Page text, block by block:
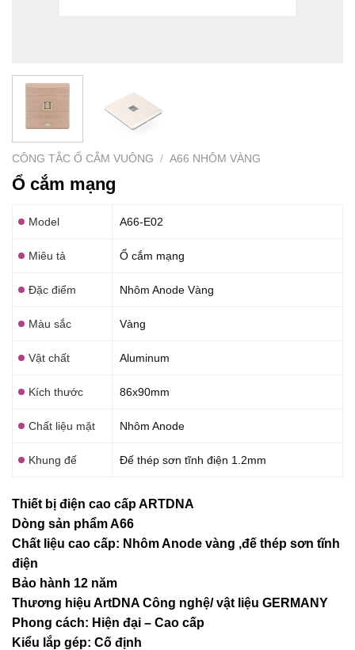
CÔNG TẮC Ổ CẮM VUÔNG / A66 NHÔM VÀNG
Ổ cắm mạng
Model A66-E02
Miêu tả Ổ cắm mạng
Đặc điểm Nhôm Anode Vàng
Màu sắc Vàng
Vật chất Aluminum
Kích thước 86x90mm
Chất liệu mặt Nhôm Anode
Khung đế Đế thép sơn tĩnh điện 1.2mm
Thiết bị điện cao cấp ARTDNA
Dòng sản phẩm A66
Chất liệu cao cấp: Nhôm Anode vàng ,đế thép sơn tĩnh
điện
Bảo hành 12 năm
Thương hiệu ArtDNA Công nghệ/ vật liệu GERMANY
Phong cách: Hiện đại – Cao cấp
Kiểu lắp gép: Cố định